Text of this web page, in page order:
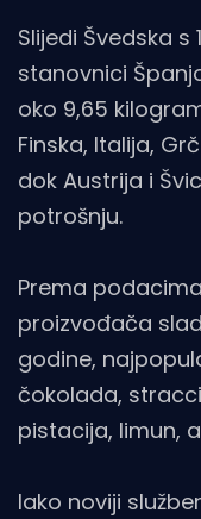
Slijedi Švedska s
stanovnici
oko 9,65
Finska, Italija,
dok Austrija i
potrošnju.
Prema
proizvođača
godine,
čokolada,
pistacija, limun,
Iako noviji